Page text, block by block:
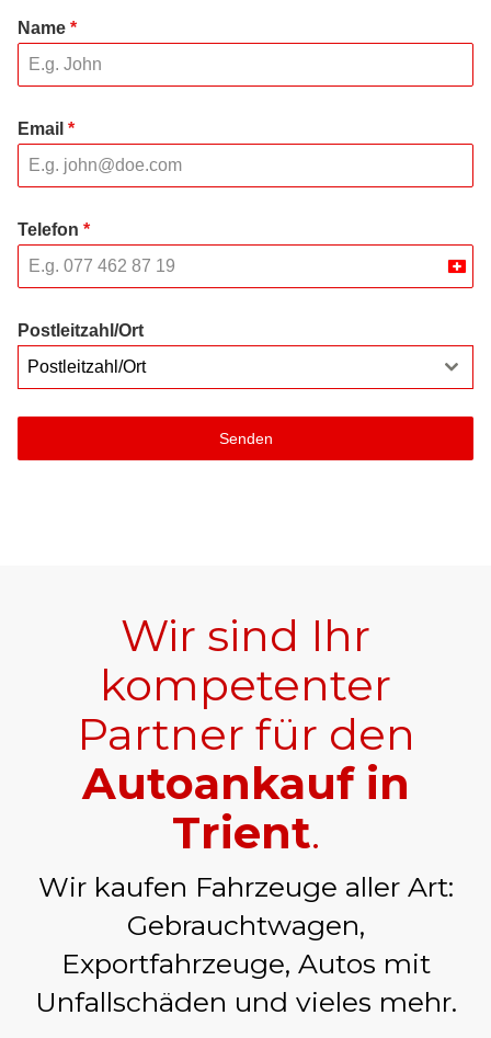
Name *
Email *
Telefon *
Postleitzahl/Ort
Postleitzahl/Ort
Senden
Wir sind Ihr
kompetenter
Partner für den
Autoankauf in
Trient.
Wir kaufen Fahrzeuge aller Art:
Gebrauchtwagen,
Exportfahrzeuge, Autos mit
Unfallschäden und vieles mehr.